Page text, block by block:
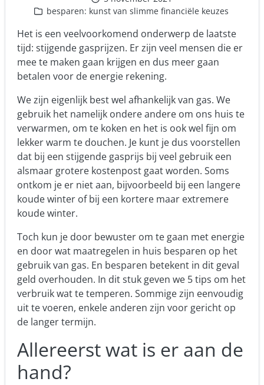
besparen: kunst van slimme financiële keuzes
Het is een veelvoorkomend onderwerp de laatste
tijd: stijgende gasprijzen. Er zijn veel mensen die er
mee te maken gaan krijgen en dus meer gaan
betalen voor de energie rekening.
We zijn eigenlijk best wel afhankelijk van gas. We
gebruik het namelijk ondere andere om ons huis te
verwarmen, om te koken en het is ook wel fijn om
lekker warm te douchen. Je kunt je dus voorstellen
dat bij een stijgende gasprijs bij veel gebruik een
alsmaar grotere kostenpost gaat worden. Soms
ontkom je er niet aan, bijvoorbeeld bij een langere
koude winter of bij een kortere maar extremere
koude winter.
Toch kun je door bewuster om te gaan met energie
en door wat maatregelen in huis besparen op het
gebruik van gas. En besparen betekent in dit geval
geld overhouden. In dit stuk geven we 5 tips om het
verbruik wat te temperen. Sommige zijn eenvoudig
uit te voeren, enkele anderen zijn voor gericht op
de langer termijn.
Allereerst wat is er aan de
hand?